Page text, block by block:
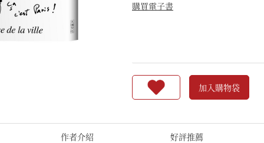
購買電子書
加入購物袋
作者介紹 好評推薦